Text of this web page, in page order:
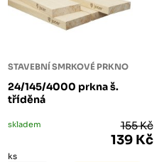
STAVEBNÍ SMRKOVÉ PRKNO
24/145/4000 prkna š.
tříděná
skladem 155 Kč
139 Kč
ks